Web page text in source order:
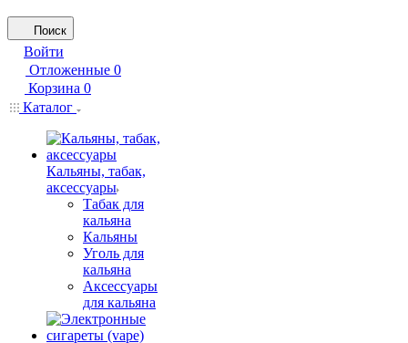
Поиск
Войти
Отложенные 0
Корзина 0
Каталог
Кальяны, табак,
аксессуары
Табак для
кальяна
Кальяны
Уголь для
кальяна
Аксессуары
для кальяна